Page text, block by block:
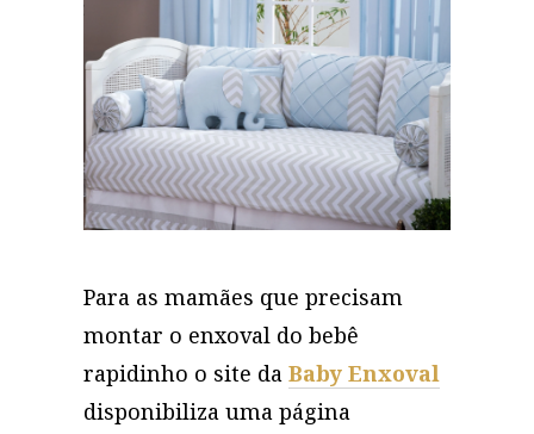
Para as mamães que precisam
montar o enxoval do bebê
rapidinho o site da Baby Enxoval
disponibiliza uma página